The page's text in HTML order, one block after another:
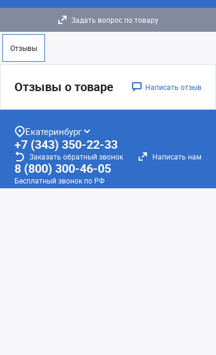
Задать вопрос по товару
Отзывы
Отзывы о товаре Написать отзыв
Екатеринбург
+7 (343) 350-22-33
Заказать обратный звонок Написать нам
8 (800) 300-46-05
Бесплатный звонок по РФ